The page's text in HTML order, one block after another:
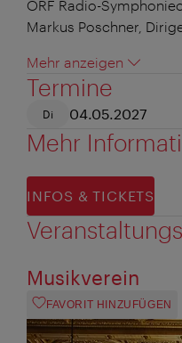
ORF Radio-
Markus Poschner,
Mehr anzeigen
Termine
Di 04.05.2027
Mehr
INFOS & TICKETS
Musikverein
FAVORIT HINZUFÜGEN